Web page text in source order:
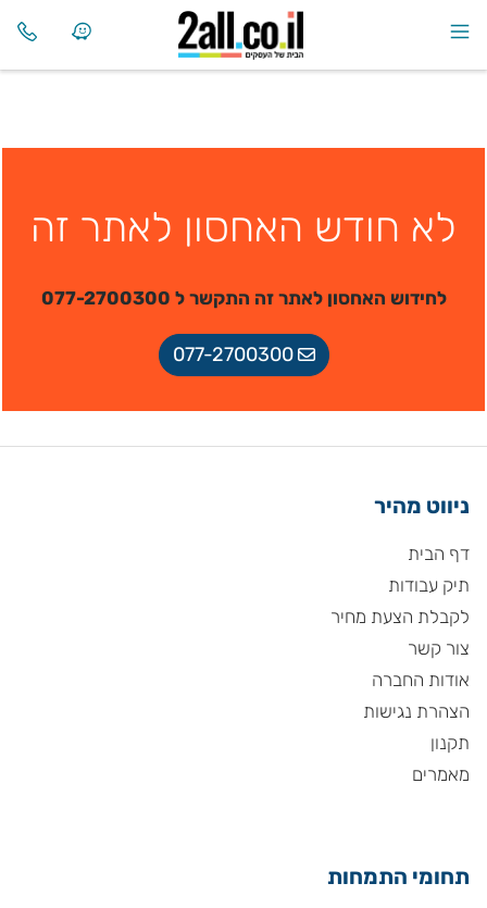
לא חודש האחסון לאתר זה
לחידוש האחסון לאתר זה התקשר ל 077-2700300
077-2700300
ניווט מהיר
דף הבית
תיק עבודות
לקבלת הצעת מחיר
צור קשר
אודות החברה
הצהרת נגישות
תקנון
מאמרים
תחומי התמחות